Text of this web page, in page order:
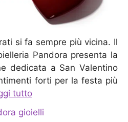
si fa sempre più vicina. Il
Pandora presenta la
dedicata a San Valentino
forti per la festa più
tutto
gioielli